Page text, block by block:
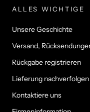
ALLES WICHTIGE
Unsere Geschichte
Versand,
Rückgabe registrieren
Lieferung nachverfolgen
Kontaktiere uns